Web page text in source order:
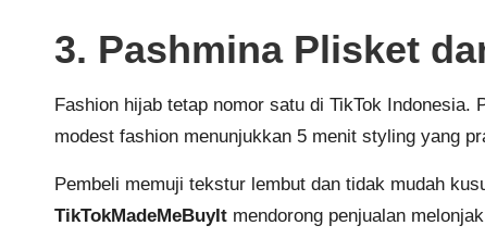
3. Pashmina Plisket
Fashion hijab tetap nomor satu di TikTok
modest fashion menunjukkan 5 menit styling yang
Pembeli memuji tekstur lembut dan tidak mudah
TikTokMadeMeBuyIt mendorong penjualan